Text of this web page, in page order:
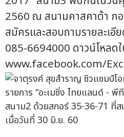
2560 ณ สนามคาสคาต้า ก
สมัครและสอบถามรายละเ
085-6694000 ดาวน์โหลด
www.facebook.com/